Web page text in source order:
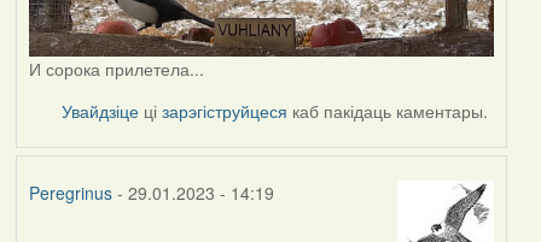
И сорока прилетела...
Увайдзіце цізарэгіструйцеся каб пакідаць каментары.
Peregrinus- 29.01.2023 - 14:19